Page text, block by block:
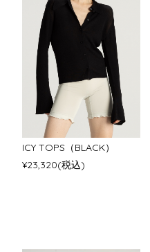
ICY TOPS（BLACK）
¥23,320(税込)